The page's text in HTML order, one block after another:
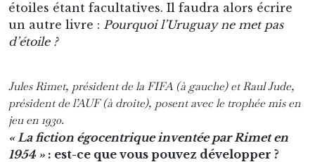
étoiles étant facultatives. Il faudra alors écrire
un autre livre : Pourquoi l’Uruguay ne met pas
d’étoile ?
Jules Rimet, président de la FIFA (à gauche) et Raul Jude,
président de l’AUF (à droite), posent avec le trophée mis en
jeu en 1930.
« La fiction égocentrique inventée par Rimet en
1954 » : est-ce que vous pouvez développer ?